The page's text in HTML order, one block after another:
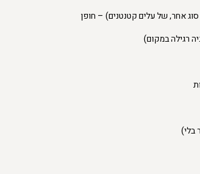
סוג אחר, של עלים קטנטנים) – חופן
רגילה במקום)